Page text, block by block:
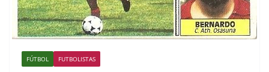
FÚTBOL FUTBOLISTAS